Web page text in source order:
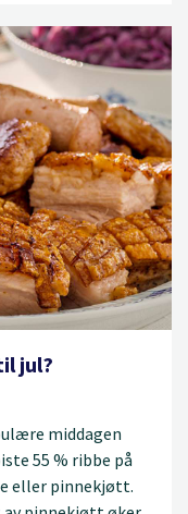
jul?
middagen
55 % ribbe på
eller pinnekjøtt.